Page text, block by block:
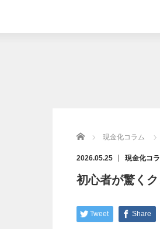
Home 現金化コラム
2026.05.25 現金化コ
初心者が驚く
Tweet Share